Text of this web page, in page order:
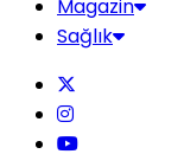
Magazin
Sağlık